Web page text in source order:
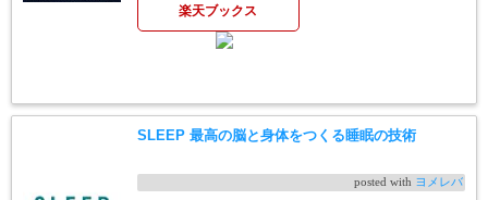
楽天ブックス
SLEEP 最高の脳と身体をつくる睡眠の技術
posted with ヨメレバ